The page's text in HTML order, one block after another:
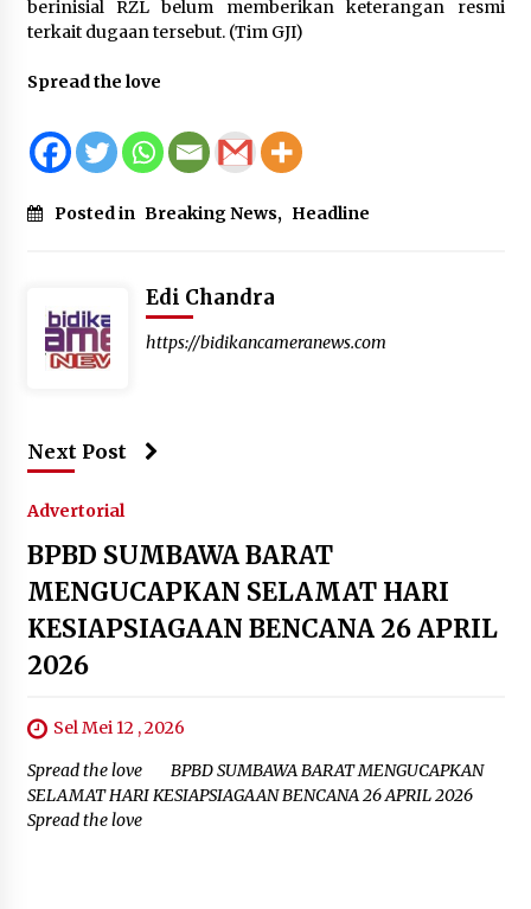
berinisial RZL belum memberikan keterangan resmi
terkait dugaan tersebut. (Tim GJI)
Spread the love
Posted in Breaking News, Headline
Edi Chandra
https://bidikancameranews.com
Next Post
Advertorial
BPBD SUMBAWA BARAT
MENGUCAPKAN SELAMAT HARI
KESIAPSIAGAAN BENCANA 26 APRIL
2026
Sel Mei 12 , 2026
Spread the love BPBD SUMBAWA BARAT MENGUCAPKAN
SELAMAT HARI KESIAPSIAGAAN BENCANA 26 APRIL 2026
Spread the love